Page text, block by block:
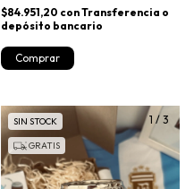
$84.951,20 conTransferencia o
depósito bancario
Comprar
1 / 3
SIN STOCK
GRATIS